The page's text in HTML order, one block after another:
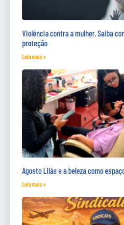
Violência contra a mulher. Saiba
proteção
Leia mais »
Agosto Lilás e a beleza como
Leia mais »